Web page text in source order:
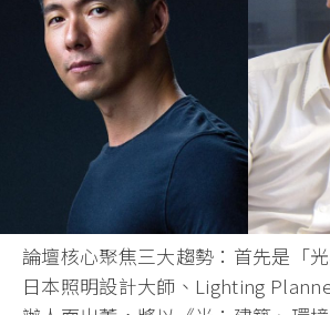
論壇核心聚焦三大趨勢：首先是「
日本照明設計大師、Lighting